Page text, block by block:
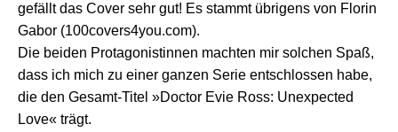
gefällt das Cover sehr gut! Es stammt übrigens von Florin
Gabor (100covers4you.com).
Die beiden Protagonistinnen machten mir solchen Spaß,
dass ich mich zu einer ganzen Serie entschlossen habe,
die den Gesamt-Titel »Doctor Evie Ross: Unexpected
Love« trägt.